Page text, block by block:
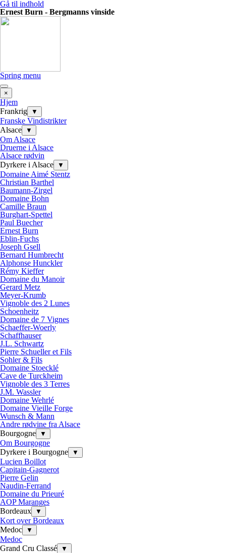
Gå til indhold
Ernest Burn - Bergmanns vinside
Spring menu
×
Hjem
Frankrig
▼
Franske Vindistrikter
Alsace
▼
Om Alsace
Druerne i Alsace
Alsace rødvin
Dyrkere i Alsace
▼
Domaine Aimé Stentz
Christian Barthel
Baumann-Zirgel
Domaine Bohn
Camille Braun
Burghart-Spettel
Paul Buecher
Ernest Burn
Eblin-Fuchs
Joseph Gsell
Bernard Humbrecht
Alphonse Hunckler
Rémy Kieffer
Domaine du Manoir
Gerard Metz
Meyer-Krumb
Vignoble des 2 Lunes
Schoenheitz
Domaine de 7 Vignes
Schaeffer-Woerly
Schaffhauser
J.L. Schwartz
Pierre Schueller et Fils
Sohler & Fils
Domaine Stoecklé
Cave de Turckheim
Vignoble des 3 Terres
J.M. Wassler
Domaine Wehrlé
Domaine Vieille Forge
Wunsch & Mann
Andre rødvine fra Alsace
Bourgogne
▼
Om Bourgogne
Dyrkere i Bourgogne
▼
Lucien Boillot
Capitain-Gagnerot
Pierre Gelin
Naudin-Ferrand
Domaine du Prieuré
AOP Maranges
Bordeaux
▼
Kort over Bordeaux
Medoc
▼
Medoc
Grand Cru Classé
▼